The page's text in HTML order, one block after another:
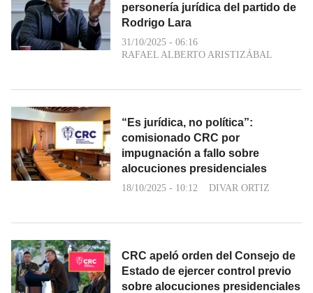
personería jurídica del partido de
Rodrigo Lara
31/10/2025 - 06:16
RAFAEL ALBERTO ARISTIZÁBAL
“Es jurídica, no política”:
comisionado CRC por
impugnación a fallo sobre
alocuciones presidenciales
18/10/2025 - 10:12 DIVAR ORTIZ
CRC apeló orden del Consejo de
Estado de ejercer control previo
sobre alocuciones presidenciales